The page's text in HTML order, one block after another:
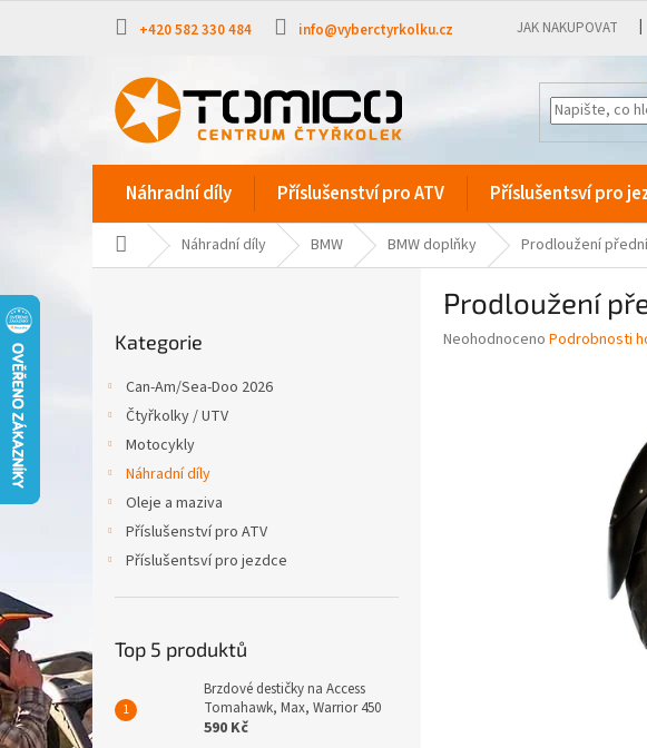
obsah
+420 582 330 484 info@vyberctyrkolku.cz JAK NAKUPOVAT
Náhradní díly Příslušenství pro ATV Příslušentsví pro
Domů Náhradní díly BMW BMW doplňky Prodloužení
kategorie
Kategorie
Can-Am/Sea-Doo 2026
Čtyřkolky / UTV
Motocykly
Náhradní díly
Oleje a maziva
Příslušenství pro ATV
Příslušentsví pro jezdce
Top 5 produktů
Brzdové destičky na Access
Tomahawk, Max, Warrior 450
590 Kč
Prodloužení
Průměrné
Neohodnoceno Podrobnosti